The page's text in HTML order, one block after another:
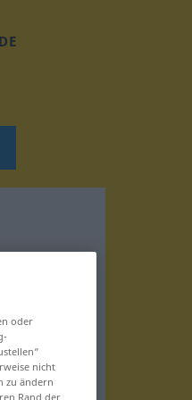
DE
oder
nicht
zu ändern
Rand der